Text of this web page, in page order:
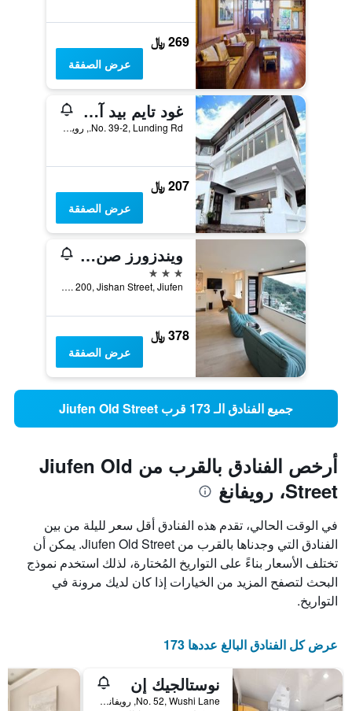
269 ﷼
عرض الصفقة
غود تايم بيد آند بريكفاست
No. 39-2, Lunding Rd., رويفانغ, تايوان
207 ﷼
عرض الصفقة
ويندزورز صن لايت هان جوان
3 نجوم
No. 200, Jishan Street, Jiufen, رويفانغ, تايوان
378 ﷼
عرض الصفقة
جميع الفنادق الـ 173 قرب Jiufen Old Street
أرخص الفنادق بالقرب من Jiufen Old
Street، رويفانغ
في الوقت الحالي، تقدم هذه الفنادق أقل سعر لليلة من بين
الفنادق التي وجدناها بالقرب من Jiufen Old Street. يمكن أن
تختلف الأسعار بناءً على التواريخ المُختارة، لذلك استخدم نموذج
البحث لتصفح المزيد من الخيارات إذا كان لديك مرونة في
التواريخ.
عرض كل الفنادق البالغ عددها 173
نوستالجيك إن
No. 52, Wushi Lane, رويفانغ, تايوان